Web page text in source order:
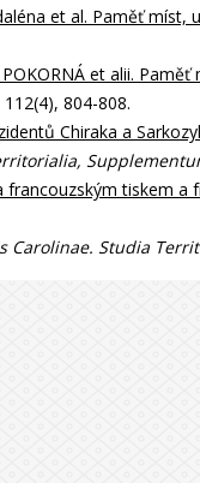
et al. Paměť
et alii.
112(4), 804-808.
Chiraka a
francouzským tiskem
Carolinae. Studia